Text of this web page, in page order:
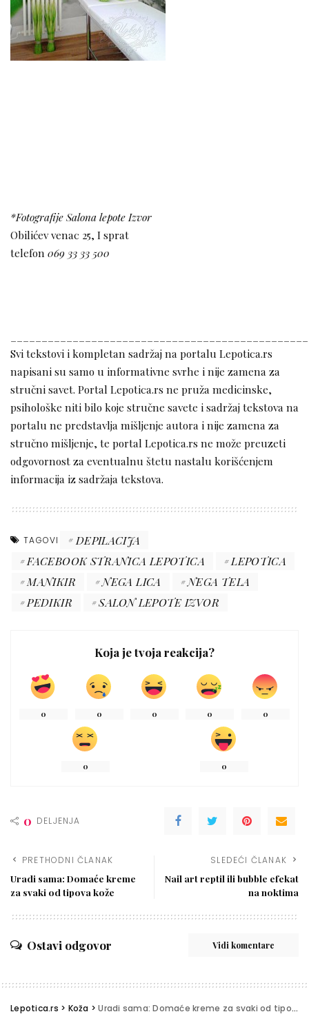
*Fotografije Salona lepote Izvor
Obilićev venac 25, I sprat
telefon 069 33 33 500
Svi tekstovi i kompletan sadržaj na portalu Lepotica.rs
napisani su samo u informativne svrhe i nije zamena za
stručni savet. Portal Lepotica.rs ne pruža medicinske,
psihološke niti bilo koje stručne savete i sadržaj tekstova na
portalu ne predstavlja mišljenje autora i nije zamena za
stručno mišljenje, te portal Lepotica.rs ne može preuzeti
odgovornost za eventualnu štetu nastalu korišćenjem
informacija iz sadržaja tekstova.
TAGOVI
DEPILACIJA
FACEBOOK STRANICA LEPOTICA
LEPOTICA
MANIKIR
NEGA LICA
NEGA TELA
PEDIKIR
SALON LEPOTE IZVOR
Koja je tvoja reakcija?
0 0 0 0 0
0 0
0 DELJENJA
PRETHODNI ČLANAK
Uradi sama: Domaće kreme
za svaki od tipova kože
SLEDEĆI ČLANAK
Nail art reptil ili bubble efekat
na noktima
Ostavi odgovor Vidi komentare
Lepotica.rs > Koža >Uradi sama: Domaće kreme za svaki od tipova kože